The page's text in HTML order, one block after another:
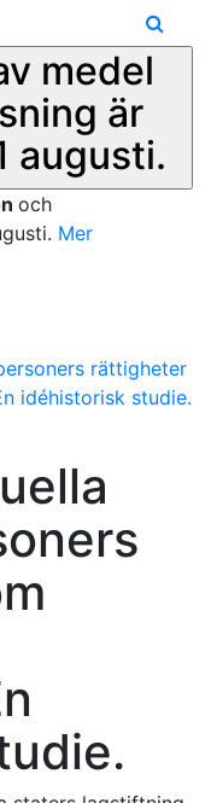
medel
är
augusti.
och
Mer
rättigheter
idéhistorisk studie.